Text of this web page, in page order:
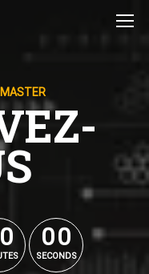
0 00
00
SECONDS